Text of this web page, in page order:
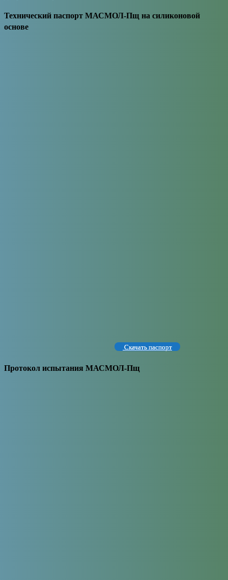
Технический паспорт МАСМОЛ-Пщ на силиконовой
основе
Скачать паспорт
Протокол испытания МАСМОЛ-Пщ